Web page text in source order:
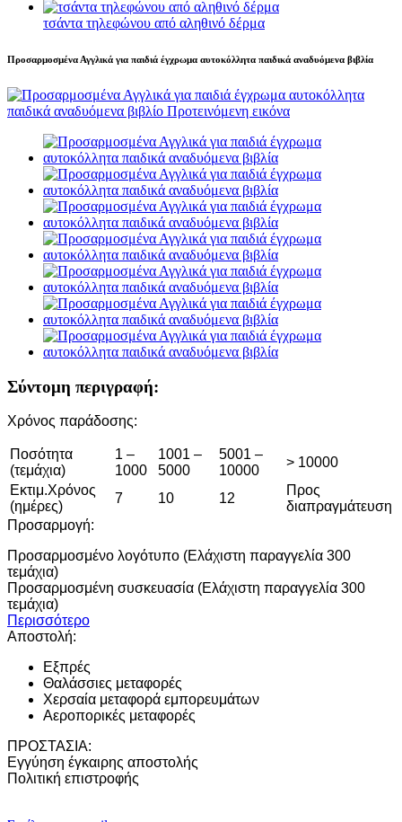
τσάντα τηλεφώνου από αληθινό δέρμα
Προσαρμοσμένα Αγγλικά για παιδιά έγχρωμα αυτοκόλλητα παιδικά αναδυόμενα βιβλία
Σύντομη περιγραφή:
Χρόνος παράδοσης:
Ποσότητα
(τεμάχια)
1 –
1000
1001 –
5000
5001 –
10000
> 10000
Εκτιμ.Χρόνος
(ημέρες)
7 10 12
Προς
διαπραγμάτευση
Προσαρμογή:
Προσαρμοσμένο λογότυπο (Ελάχιστη παραγγελία 300
τεμάχια)
Προσαρμοσμένη συσκευασία (Ελάχιστη παραγγελία 300
τεμάχια)
Περισσότερο
Αποστολή:
Εξπρές
Θαλάσσιες μεταφορές
Χερσαία μεταφορά εμπορευμάτων
Αεροπορικές μεταφορές
ΠΡΟΣΤΑΣΙΑ:
Εγγύηση έγκαιρης αποστολής
Πολιτική επιστροφής